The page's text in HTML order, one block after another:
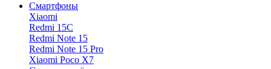
Смартфоны
Xiaomi
Redmi 15C
Redmi Note 15
Redmi Note 15 Pro
Xiaomi Poco X7